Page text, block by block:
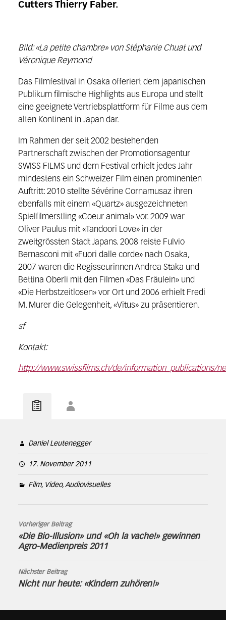
Cutters Thierry Faber.
Bild: «La petite chambre» von Stéphanie Chuat und
Véronique Reymond
Das Filmfestival in Osaka offeriert dem japanischen
Publikum filmische Highlights aus Europa und stellt
eine geeignete Vertriebsplattform für Filme aus dem
alten Kontinent in Japan dar.
Im Rahmen der seit 2002 bestehenden
Partnerschaft zwischen der Promotionsagentur
SWISS FILMS und dem Festival erhielt jedes Jahr
mindestens ein Schweizer Film einen prominenten
Auftritt: 2010 stellte Sévérine Cornamusaz ihren
ebenfalls mit einem «Quartz» ausgezeichneten
Spielfilmerstling «Coeur animal» vor. 2009 war
Oliver Paulus mit «Tandoori Love» in der
zweitgrössten Stadt Japans. 2008 reiste Fulvio
Bernasconi mit «Fuori dalle corde» nach Osaka,
2007 waren die Regisseurinnen Andrea Staka und
Bettina Oberli mit den Filmen «Das Fräulein» und
«Die Herbstzeitlosen» vor Ort und 2006 erhielt Fredi
M. Murer die Gelegenheit, «Vitus» zu präsentieren.
sf
Kontakt:
http://www.swissfilms.ch/de/information_publications/
Daniel Leutenegger
17. November 2011
Film, Video, Audiovisuelles
Vorheriger Beitrag
«Die Bio-Illusion» und «Oh la vache!» gewinnen
Agro-Medienpreis 2011
Nächster Beitrag
Nicht nur heute: «Kindern zuhören!»